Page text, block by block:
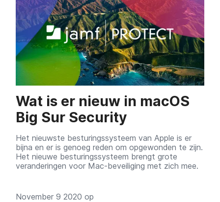
Wat is er nieuw in macOS
Big Sur Security
Het nieuwste besturingssysteem van Apple is er
bijna en er is genoeg reden om opgewonden te zijn.
Het nieuwe besturingssysteem brengt grote
veranderingen voor Mac-beveiliging met zich mee.
November 9 2020 op